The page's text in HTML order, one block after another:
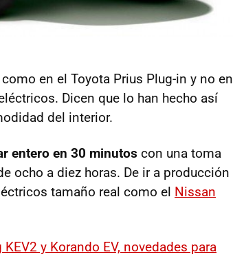
en el Toyota Prius Plug-in y no en
Dicen que lo han hecho así
del interior.
entero en 30 minutos con una toma
ocho a diez horas. De ir a producción
tamaño real como el Nissan
KEV2 y Korando EV, novedades para